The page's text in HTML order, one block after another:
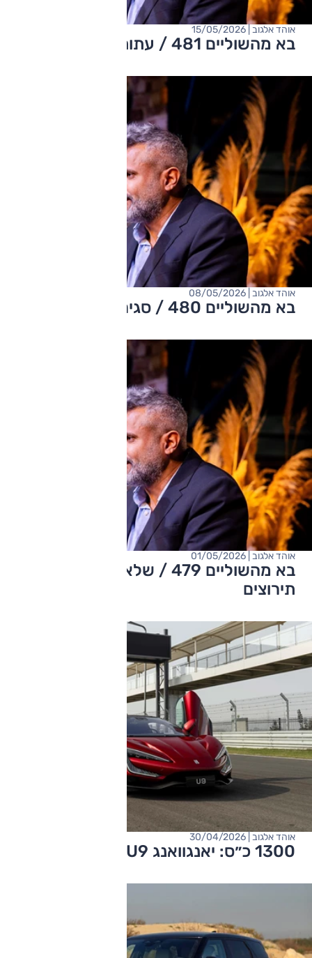
בא מהשוליים 481 / עתות מלחמה
אוהד אלגוב | 15/05/2026
בא מהשוליים 480 / סגירת מעגל
אוהד אלגוב | 08/05/2026
בא מהשוליים 479 / שלא יספרו לכם
תירוצים
אוהד אלגוב | 01/05/2026
1300 כ״ס: יאנגוואנג U9 - על המסלול
אוהד אלגוב | 30/04/2026